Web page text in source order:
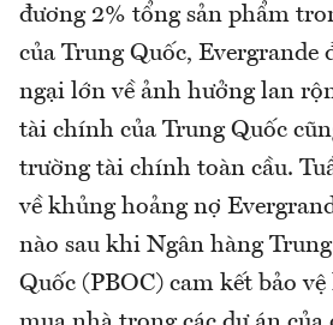
đương 2% tổng sản phẩm
của Trung Quốc, Evergrande
ngại lớn về ảnh hưởng lan
tài chính của Trung Quốc
trường tài chính toàn cầu.
về khủng hoảng nợ
nào sau khi Ngân hàng
Quốc (PBOC) cam kết bảo